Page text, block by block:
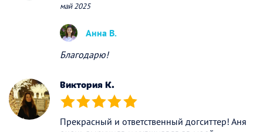
май 2025
Анна В.
Благодарю!
Виктория К.
(*) (*) (*) (*) (*)
Прекрасный и ответственный догситтер! Аня